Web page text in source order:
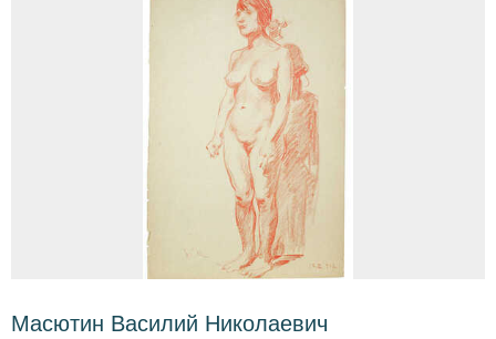
Масютин Василий Николаевич